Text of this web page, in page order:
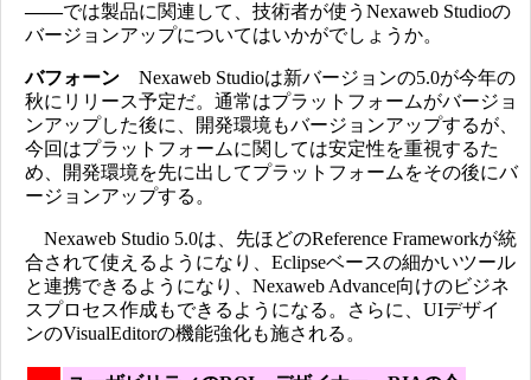
――では製品に関連して、技術者が使うNexaweb Studioの
バージョンアップについてはいかがでしょうか。
バフォーン Nexaweb Studioは新バージョンの5.0が今年の
秋にリリース予定だ。通常はプラットフォームがバージョ
ンアップした後に、開発環境もバージョンアップするが、
今回はプラットフォームに関しては安定性を重視するた
め、開発環境を先に出してプラットフォームをその後にバ
ージョンアップする。
Nexaweb Studio 5.0は、先ほどのReference Frameworkが統
合されて使えるようになり、Eclipseベースの細かいツール
と連携できるようになり、Nexaweb Advance向けのビジネ
スプロセス作成もできるようになる。さらに、UIデザイ
ンのVisualEditorの機能強化も施される。